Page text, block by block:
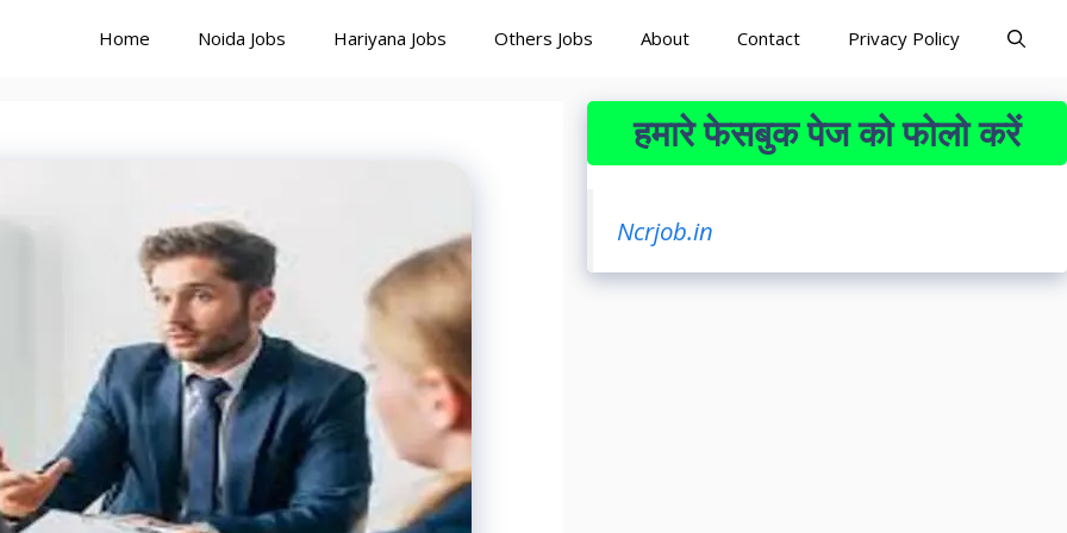
Home Noida Jobs Hariyana Jobs Others Jobs About Contact Privacy Policy
हमारे फेसबुक पेज को फोलो करें
Ncrjob.in